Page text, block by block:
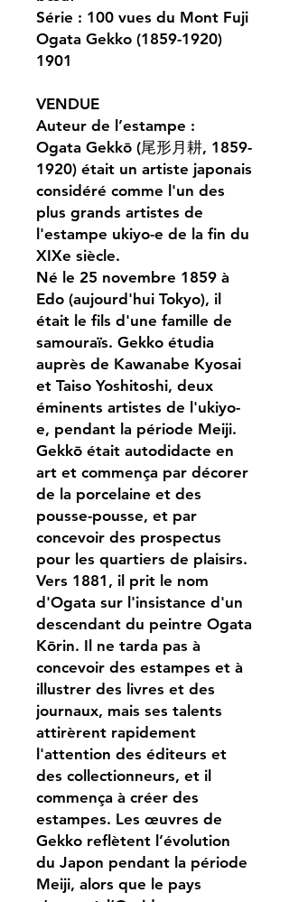
Série : 100 vues du Mont Fuji
Ogata Gekko (1859-1920)
1901
VENDUE
Auteur de l’estampe :
Ogata Gekkō (尾形月耕, 1859-
1920) était un artiste japonais
considéré comme l'un des
plus grands artistes de
l'estampe ukiyo-e de la fin du
XIXe siècle.
Né le 25 novembre 1859 à
Edo (aujourd'hui Tokyo), il
était le fils d'une famille de
samouraïs. Gekko étudia
auprès de Kawanabe Kyosai
et Taiso Yoshitoshi, deux
éminents artistes de l'ukiyo-
e, pendant la période Meiji.
Gekkō était autodidacte en
art et commença par décorer
de la porcelaine et des
pousse-pousse, et par
concevoir des prospectus
pour les quartiers de plaisirs.
Vers 1881, il prit le nom
d'Ogata sur l'insistance d'un
descendant du peintre Ogata
Kōrin. Il ne tarda pas à
concevoir des estampes et à
illustrer des livres et des
journaux, mais ses talents
attirèrent rapidement
l'attention des éditeurs et
des collectionneurs, et il
commença à créer des
estampes. Les œuvres de
Gekko reflètent l’évolution
du Japon pendant la période
Meiji, alors que le pays